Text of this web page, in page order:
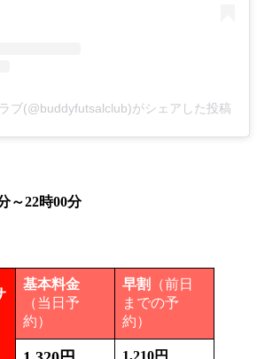
ブ(@buddyfutsalclub)がシェアした投稿
～22時00分
基本料金
（当日予
約）
早割
（前日
までの予
約）
1,210円